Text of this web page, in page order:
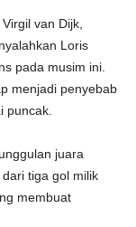
van Dijk,
Loris
pada musim ini.
menjadi penyebab
puncak.
juara
tiga gol milik
membuat